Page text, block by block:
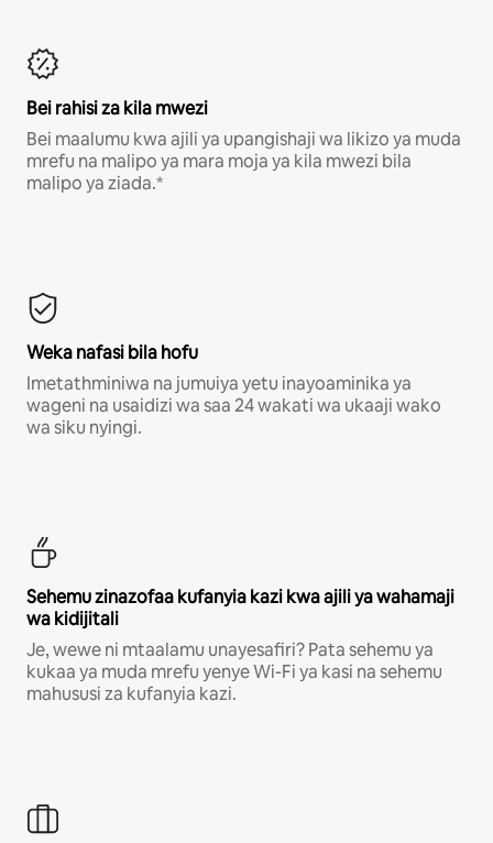
Bei rahisi za kila mwezi
Bei maalumu kwa ajili ya upangishaji wa likizo ya muda
mrefu na malipo ya mara moja ya kila mwezi bila
malipo ya ziada.*
Weka nafasi bila hofu
Imetathminiwa na jumuiya yetu inayoaminika ya
wageni na usaidizi wa saa 24 wakati wa ukaaji wako
wa siku nyingi.
Sehemu zinazofaa kufanyia kazi kwa ajili ya wahamaji
wa kidijitali
Je, wewe ni mtaalamu unayesafiri? Pata sehemu ya
kukaa ya muda mrefu yenye Wi-Fi ya kasi na sehemu
mahususi za kufanyia kazi.